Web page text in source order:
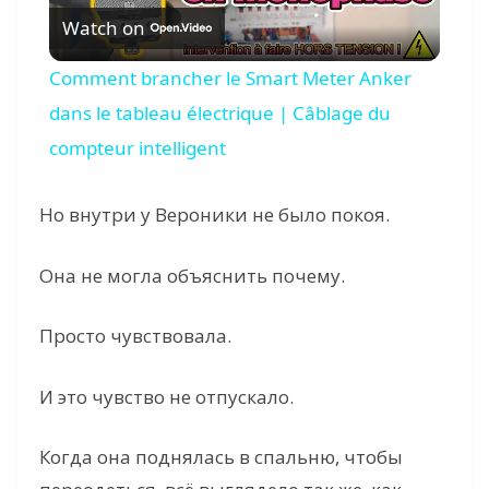
l
a
Watch on
Comment brancher le Smart Meter Anker
dans le tableau électrique | Câblage du
compteur intelligent
Но внутри у Вероники не было покоя.
Она не могла объяснить почему.
Просто чувствовала.
И это чувство не отпускало.
Когда она поднялась в спальню, чтобы